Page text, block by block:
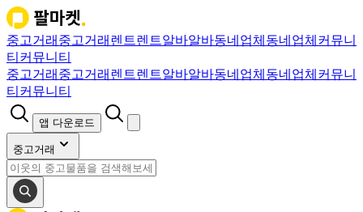
중고거래 중고거래 렌트렌트알바알바동네업체 동네업체 커뮤니
티 커뮤니티
중고거래 중고거래 렌트렌트알바알바동네업체 동네업체 커뮤니
티 커뮤니티
앱 다운로드
중고거래